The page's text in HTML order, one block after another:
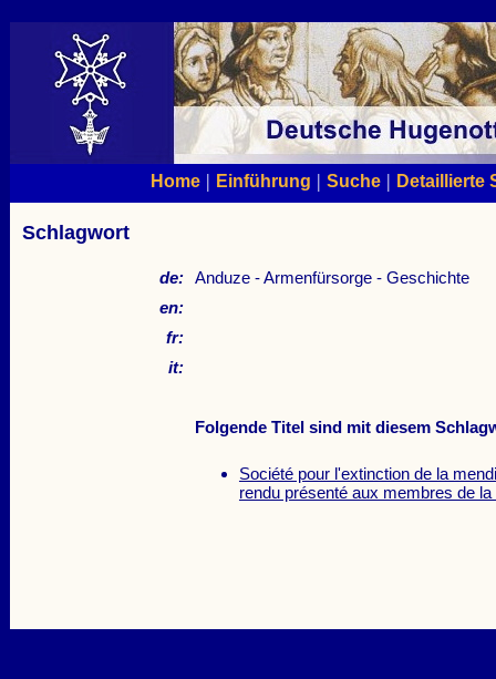
Home| Einführung | Suche| Detaillierte
Schlagwort
de: Anduze - Armenfürsorge - Geschichte
en:
fr:
it:
Folgende Titel sind mit diesem
Société pour l'extinction de la
rendu présenté aux membres de